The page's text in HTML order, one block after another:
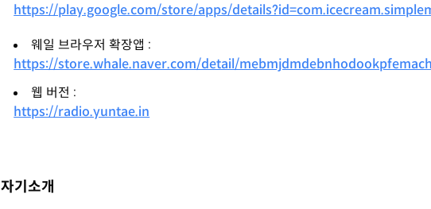
https://play.google.com/store/apps/
웨일 브라우저 확장앱 :
https://store.whale.naver.com/detail/
웹 버전 :
https://radio.yuntae.in
자기소개